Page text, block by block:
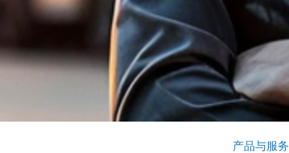
产品与服务